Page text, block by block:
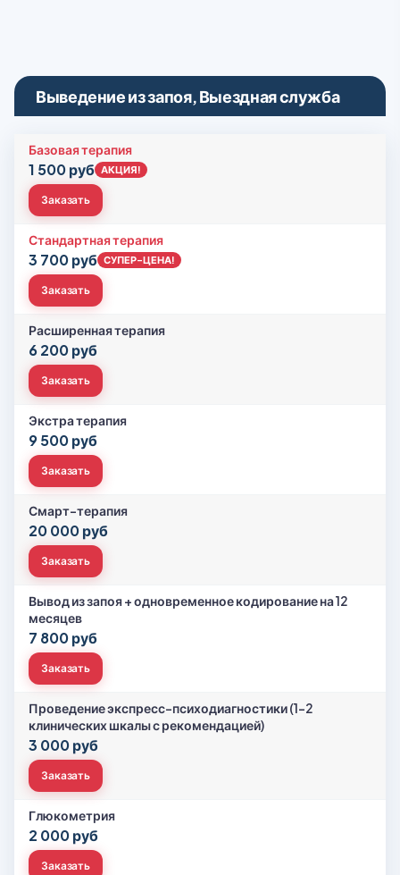
Выведение из запоя, Выездная служба
Базовая терапия
1 500 руб АКЦИЯ!
Заказать
Стандартная терапия
3 700 руб СУПЕР-ЦЕНА!
Заказать
Расширенная терапия
6 200 руб
Заказать
Экстра терапия
9 500 руб
Заказать
Смарт-терапия
20 000 руб
Заказать
Вывод из запоя + одновременное кодирование на 12
месяцев
7 800 руб
Заказать
Проведение экспресс-психодиагностики (1-2
клинических шкалы с рекомендацией)
3 000 руб
Заказать
Глюкометрия
2 000 руб
Заказать